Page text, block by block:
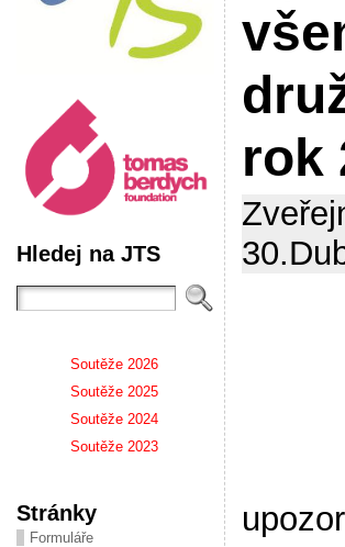
Hledej na JTS
Soutěže 2026
Soutěže 2025
Soutěže 2024
Soutěže 2023
Stránky
Formuláře
rok